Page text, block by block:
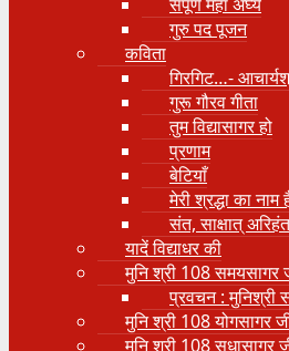
गुरु पद पूजन
कविता
गिरगिट…-
गुरू गौरव गीता
तुम विद्यासागर हो
प्रणाम
बेटियाँ
मेरी श्रद्धा का नाम
संत, साक्षात् अरिहंत
यादें विद्याधर की
मुनि श्री 108 समयसागर
प्रवचन : मुनिश्री
मुनि श्री 108 योगसागर
मुनि श्री 108 सुधासागर